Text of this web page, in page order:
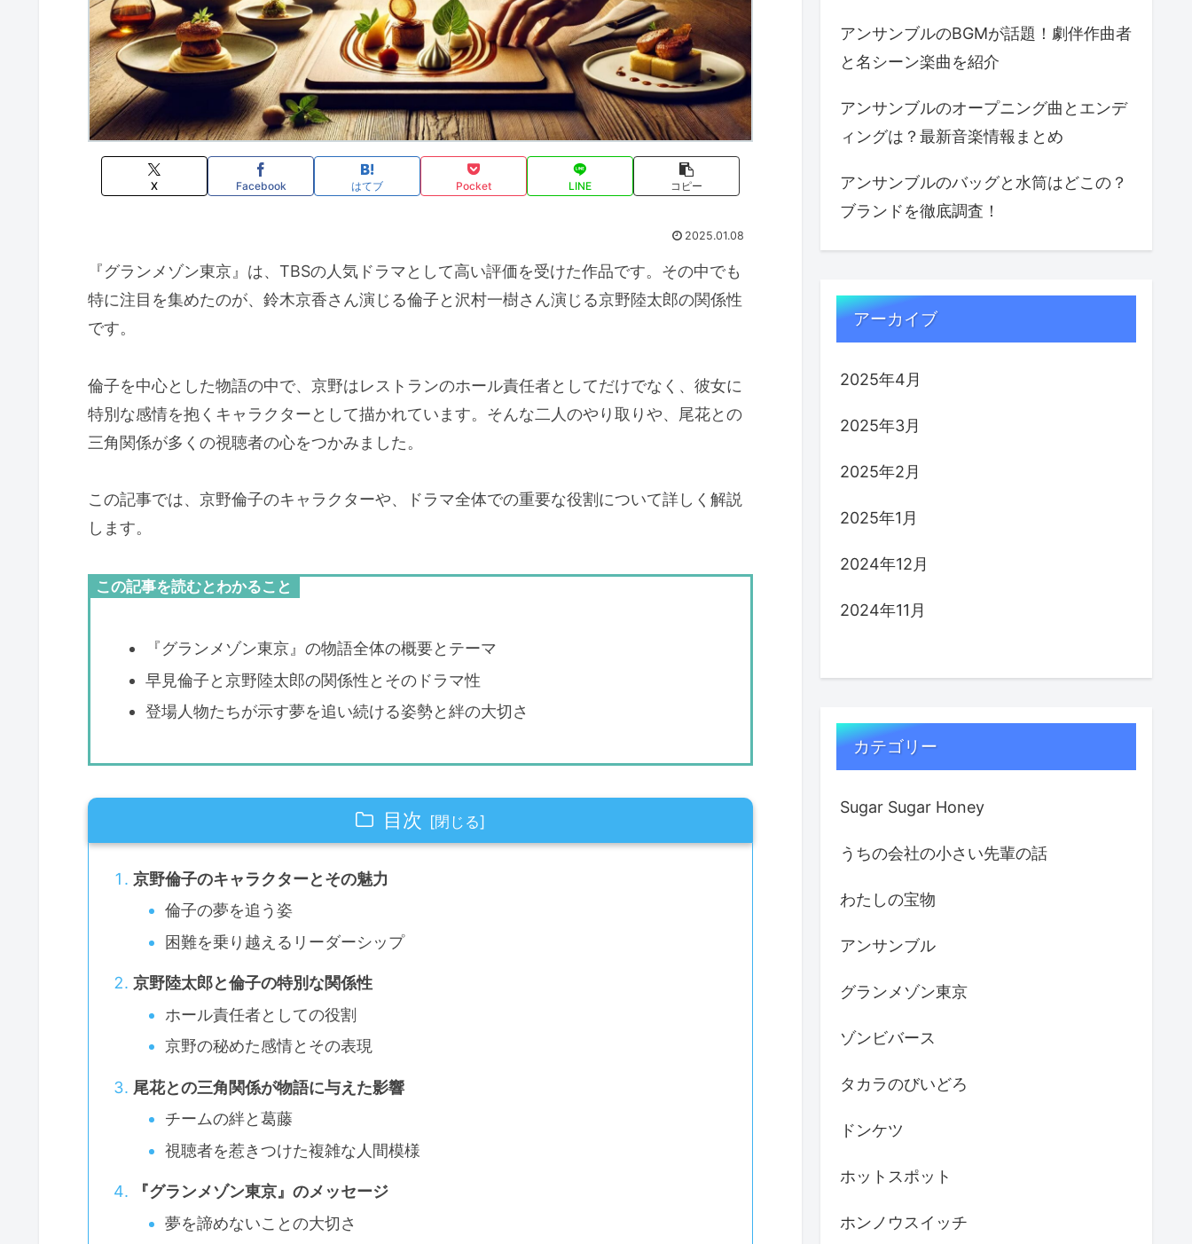
X Facebook はてブ Pocket LINE コピー
2025.01.08
『グランメゾン東京』は、TBSの人気ドラマとして高い評価を受けた作品です。その中でも
特に注目を集めたのが、鈴木京香さん演じる倫子と沢村一樹さん演じる京野陸太郎の関係性
です。
倫子を中心とした物語の中で、京野はレストランのホール責任者としてだけでなく、彼女に
特別な感情を抱くキャラクターとして描かれています。そんな二人のやり取りや、尾花との
三角関係が多くの視聴者の心をつかみました。
この記事では、京野倫子のキャラクターや、ドラマ全体での重要な役割について詳しく解説
します。
この記事を読むとわかること
『グランメゾン東京』の物語全体の概要とテーマ
早見倫子と京野陸太郎の関係性とそのドラマ性
登場人物たちが示す夢を追い続ける姿勢と絆の大切さ
目次
京野倫子のキャラクターとその魅力
倫子の夢を追う姿
困難を乗り越えるリーダーシップ
京野陸太郎と倫子の特別な関係性
ホール責任者としての役割
京野の秘めた感情とその表現
尾花との三角関係が物語に与えた影響
チームの絆と葛藤
視聴者を惹きつけた複雑な人間模様
『グランメゾン東京』のメッセージ
夢を諦めないことの大切さ
アンサンブルのBGMが話題！劇伴作曲者
と名シーン楽曲を紹介
アンサンブルのオープニング曲とエンデ
ィングは？最新音楽情報まとめ
アンサンブルのバッグと水筒はどこの？
ブランドを徹底調査！
アーカイブ
2025年4月
2025年3月
2025年2月
2025年1月
2024年12月
2024年11月
カテゴリー
Sugar Sugar Honey
うちの会社の小さい先輩の話
わたしの宝物
アンサンブル
グランメゾン東京
ゾンビバース
タカラのびいどろ
ドンケツ
ホットスポット
ホンノウスイッチ